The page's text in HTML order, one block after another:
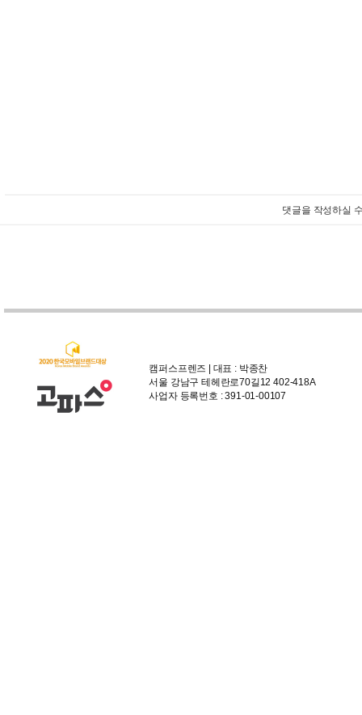
댓글을 작성하실
캠퍼스프렌즈 | 대표 : 박종찬
서울 강남구 테헤란로70길12 402-418A
사업자 등록번호 : 391-01-00107